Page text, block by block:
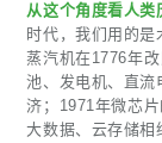
从这个角度看人类
时代，我们用的是
蒸汽机在1776年
池、发电机、直流
济；1971年微芯
大数据、云存储相